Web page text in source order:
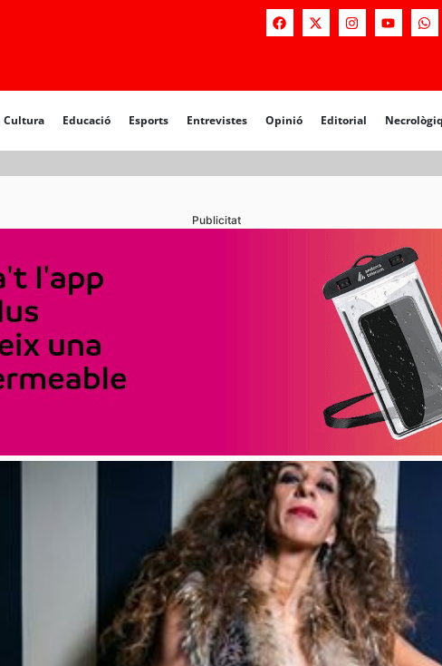
Cultura Educació Esports Entrevistes Opinió Editorial
Opinió Editorial Necrològiques
Publicitat